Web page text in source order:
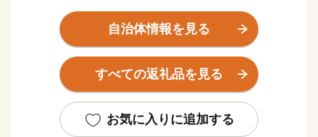
などの栽培が盛んに行われている都市と自然の調和がと
れたまちです。
四季折々の変化も豊かで、春は秋津川の桜、夏は蛍、秋
は紅葉と美しい景観があふれています。
熊本の空と陸の玄関口へお越しになってみませんか。
自治体情報を見る
すべての返礼品を見る
お気に入りに追加する